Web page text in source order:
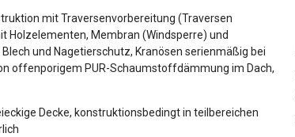
mit Traversenvorbereitung (Traversen
Holzelementen, Membran (Windsperre) und
und Nagetierschutz, Kranösen serienmäßig bei
offenporigem PUR-Schaumstoffdämmung im Dach,
Decke, konstruktionsbedingt in teilbereichen